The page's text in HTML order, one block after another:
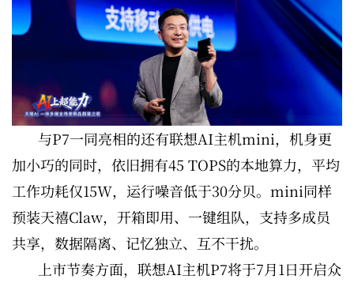
与P7一同亮相的还有联想AI主机mini，机身更
加小巧的同时，依旧拥有45 TOPS的本地算力，平均
工作功耗仅15W，运行噪音低于30分贝。mini同样
预装天禧Claw，开箱即用、一键组队，支持多成员
共享，数据隔离、记忆独立、互不干扰。
上市节奏方面，联想AI主机P7将于7月1日开启众